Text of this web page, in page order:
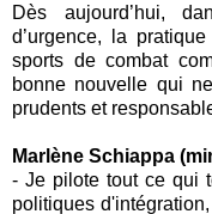
Dès aujourd’hui,
d’urgence, la
sports de combat
bonne nouvelle qui
prudents et
Marlène Schiappa
- Je pilote tout ce qui
politiques